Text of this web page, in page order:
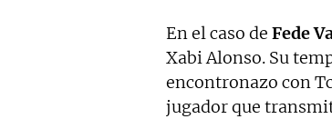
En el caso de Fede
Xabi Alonso. Su
encontronazo con
jugador que